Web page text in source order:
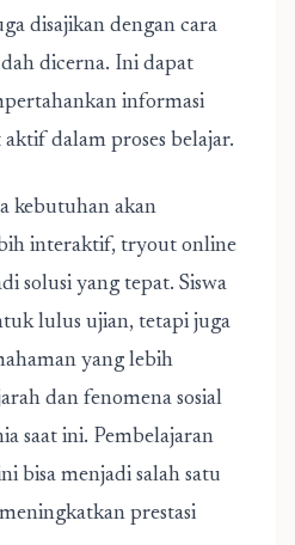
disajikan dengan cara
dicerna. Ini dapat
informasi
dalam proses belajar.
kebutuhan akan
interaktif, tryout online
solusi yang tepat. Siswa
lulus ujian, tetapi juga
yang lebih
dan fenomena sosial
saat ini. Pembelajaran
bisa menjadi salah satu
prestasi